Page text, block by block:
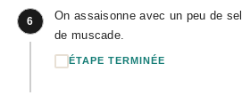
6
On assaisonne avec un peu de
de muscade.
ÉTAPE TERMINÉE